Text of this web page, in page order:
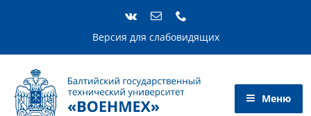
Версия для слабовидящих